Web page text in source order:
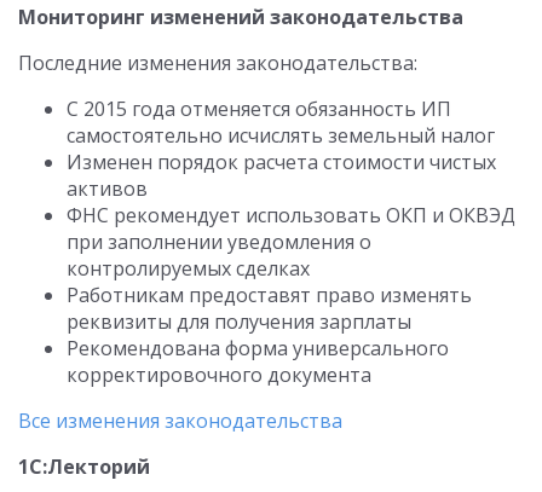
Мониторинг изменений законодательства
Последние изменения законодательства:
С 2015 года отменяется обязанность ИП
самостоятельно исчислять земельный налог
Изменен порядок расчета стоимости чистых
активов
ФНС рекомендует использовать ОКП и ОКВЭД
при заполнении уведомления о
контролируемых сделках
Работникам предоставят право изменять
реквизиты для получения зарплаты
Рекомендована форма универсального
корректировочного документа
Все изменения законодательства
1С:Лекторий